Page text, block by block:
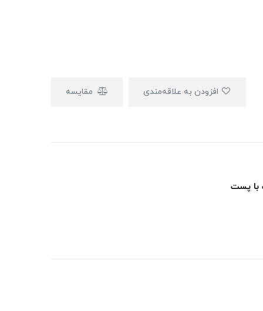
مقایسه
با پست